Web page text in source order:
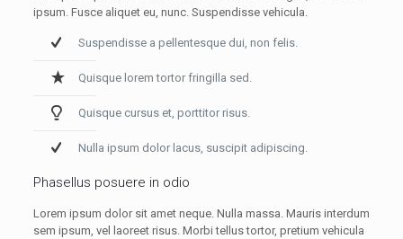
ipsum. Fusce aliquet eu, nunc. Suspendisse vehicula.
Suspendisse a pellentesque dui, non felis.
Quisque lorem tortor fringilla sed.
Quisque cursus et, porttitor risus.
Nulla ipsum dolor lacus, suscipit adipiscing.
Phasellus posuere in odio
Lorem ipsum dolor sit amet neque. Nulla massa. Mauris interdum
sem ipsum, vel laoreet risus. Morbi tellus tortor, pretium vehicula